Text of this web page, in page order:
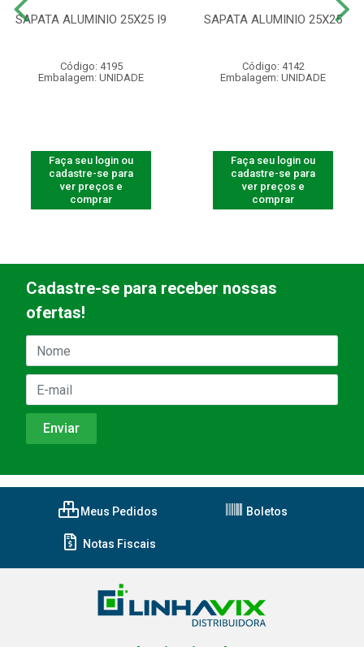
SAPATA ALUMINIO 25X25 I9
Código: 4195
Embalagem: UNIDADE
Faça seu login ou
cadastre-se para
ver preços e
comprar
SAPATA ALUMINIO 25X25
Código: 4142
Embalagem: UNIDADE
Faça seu login ou
cadastre-se para
ver preços e
comprar
Cadastre-se para receber nossas
ofertas!
Meus Pedidos Boletos
Notas Fiscais